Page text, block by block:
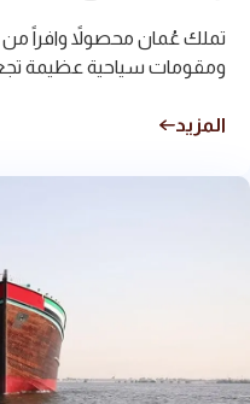
تملك عُمان محصولاً وافراً
ومقومات سياحية عظيمة
المزيد